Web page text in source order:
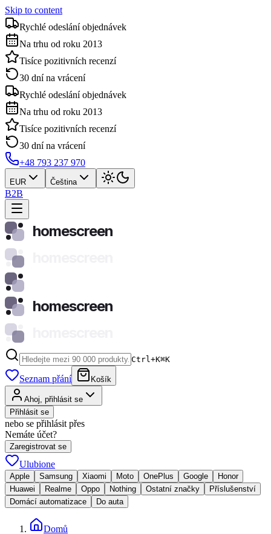
Skip to content
Rychlé odeslání objednávek
Na trhu od roku 2013
Tisíce pozitivních recenzí
30 dní na vrácení
Rychlé odeslání objednávek
Na trhu od roku 2013
Tisíce pozitivních recenzí
30 dní na vrácení
+48 793 237 970
EUR Čeština
B2B
homescreen
homescreen
Ctrl+K⌘K
Seznam přání Košík
Ahoj, přihlásit se
Přihlásit se
nebo se přihlásit přes
Nemáte účet?
Zaregistrovat se
Ulubione
Apple Samsung Xiaomi Moto OnePlus Google
Honor
Huawei
Realme Oppo Nothing Ostatní značky
Příslušenství
Domácí automatizace
Do auta
Domů